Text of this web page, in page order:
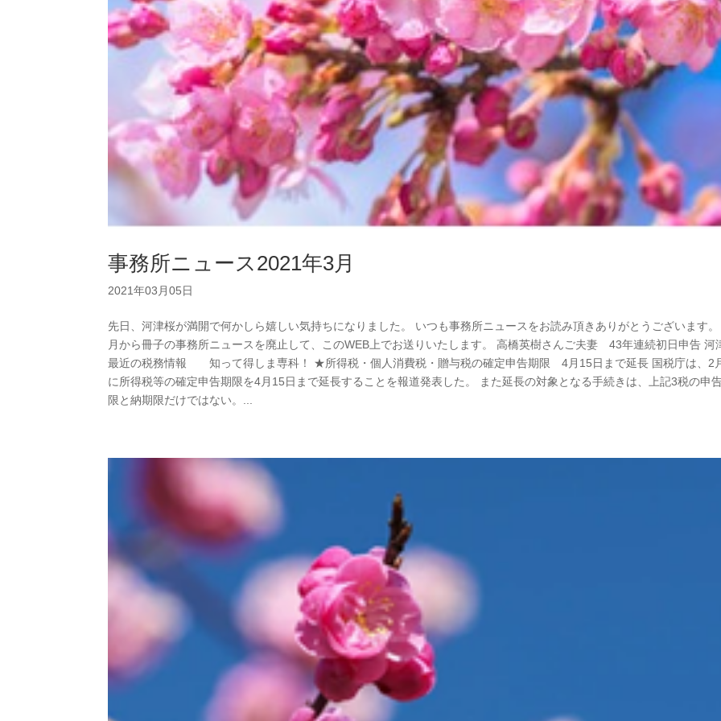
事務所ニュース2021年3月
2021年03月05日
先日、河津桜が満開で何かしら嬉しい気持ちになりました。 いつも事務所ニュースをお読み頂きありがとうございます
月から冊子の事務所ニュースを廃止して、このWEB上でお送りいたします。 高橋英樹さんご夫妻 43年連続初日申告 河
最近の税務情報 知って得しま専科！ ★所得税・個人消費税・贈与税の確定申告期限 4月15日まで延長 国税庁は、2
に所得税等の確定申告期限を4月15日まで延長することを報道発表した。 また延長の対象となる手続きは、上記3税の申
限と納期限だけではない。...